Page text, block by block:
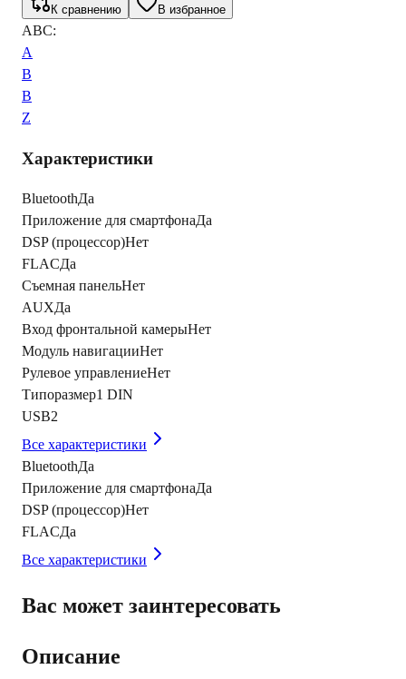
К сравнению В избранное
ABC:
A
B
B
Z
Характеристики
BluetoothДа
Приложение для смартфонаДа
DSP (процессор)Нет
FLACДа
Съемная панельНет
AUXДа
Вход фронтальной камерыНет
Модуль навигацииНет
Рулевое управлениеНет
Типоразмер1 DIN
USB2
Все характеристики
BluetoothДа
Приложение для смартфонаДа
DSP (процессор)Нет
FLACДа
Все характеристики
Вас может заинтересовать
Описание